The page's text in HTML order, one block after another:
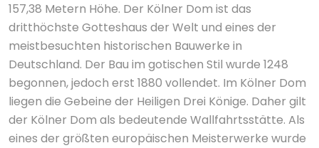
157,38 Metern Höhe. Der Kölner Dom ist das
dritthöchste Gotteshaus der Welt und eines der
meistbesuchten historischen Bauwerke in
Deutschland. Der Bau im gotischen Stil wurde 1248
begonnen, jedoch erst 1880 vollendet. Im Kölner Dom
liegen die Gebeine der Heiligen Drei Könige. Daher gilt
der Kölner Dom als bedeutende Wallfahrtsstätte. Als
eines der größten europäischen Meisterwerke wurde